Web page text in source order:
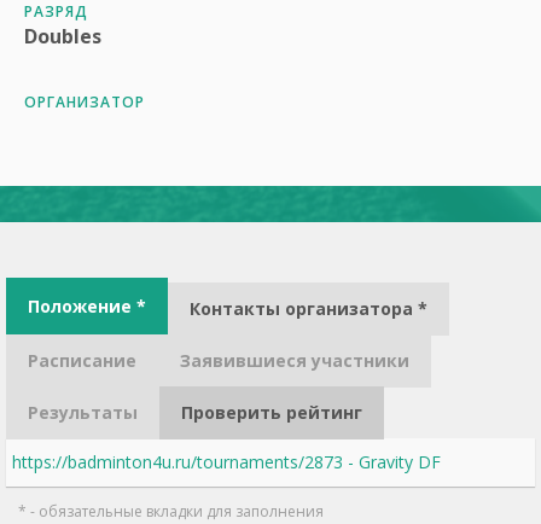
РАЗРЯД
Doubles
ОРГАНИЗАТОР
Положение * Контакты организатора *
Расписание Заявившиеся участники
Результаты Проверить рейтинг
https://badminton4u.ru/tournaments/2873 - Gravity DF
* - обязательные вкладки для заполнения